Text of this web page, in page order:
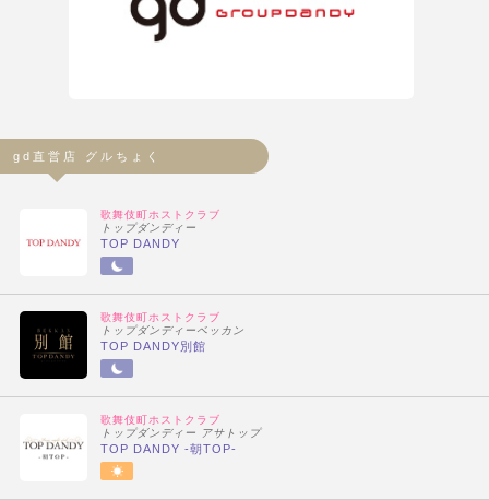
gd直営店 グルちょく
歌舞伎町ホストクラブ
トップダンディー
TOP DANDY
歌舞伎町ホストクラブ
トップダンディーベッカン
TOP DANDY別館
歌舞伎町ホストクラブ
トップダンディー アサトップ
TOP DANDY -朝TOP-